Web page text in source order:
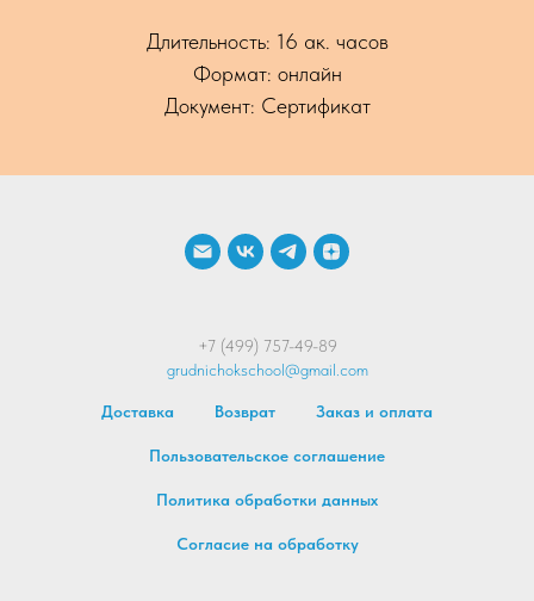
Длительность: 16 ак. часов
Формат: онлайн
Документ: Сертификат
+7 (499) 757-49-89
grudnichokschool@gmail.com
Доставка Возврат Заказ и оплата
Пользовательское соглашение
Политика обработки данных
Согласие на обработку